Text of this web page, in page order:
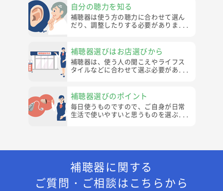
自分の聴力を知る
補聴器は使う方の聴力に合わせて選ん
だり、調整したりする必要がありま...
補聴器選びはお店選びから
補聴器は、使う人の聞こえやライフス
タイルなどに合わせて選ぶ必要があ...
補聴器選びのポイント
毎日使うものですので、ご自身が日常
生活で使いやすいと思うものを選ぶ...
補聴器に関する
ご質問・ご相談はこちらから